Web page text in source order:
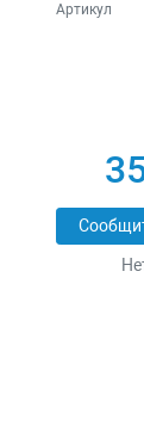
Артикул